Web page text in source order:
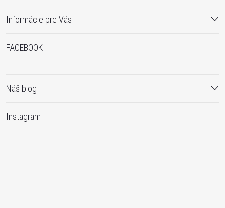
Informácie pre Vás
FACEBOOK
Náš blog
Instagram